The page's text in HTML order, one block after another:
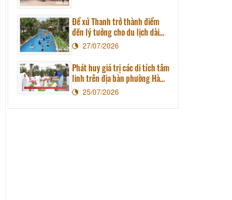
Để xứ Thanh trở thành điểm
đến lý tưởng cho du lịch dài
ngày27/07/2026
Phát huy giá trị các di tích tâm
linh trên địa bàn phường Hàm
Rồng25/07/2026